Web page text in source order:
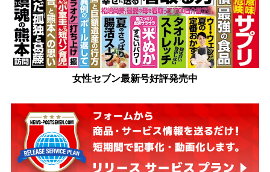
女性セブン最新号好評発売中